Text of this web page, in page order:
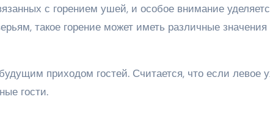
с горением ушей, и особое внимание
такое горение может иметь различные значения
приходом гостей. Считается, что если левое
гости.